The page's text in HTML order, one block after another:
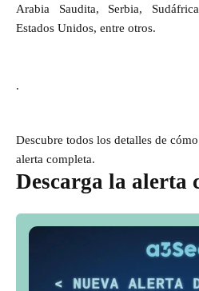
Arabia Saudita, Serbia,
Estados Unidos, entre otros.
.
Descubre todos los detalles de
alerta completa.
Descarga la alerta